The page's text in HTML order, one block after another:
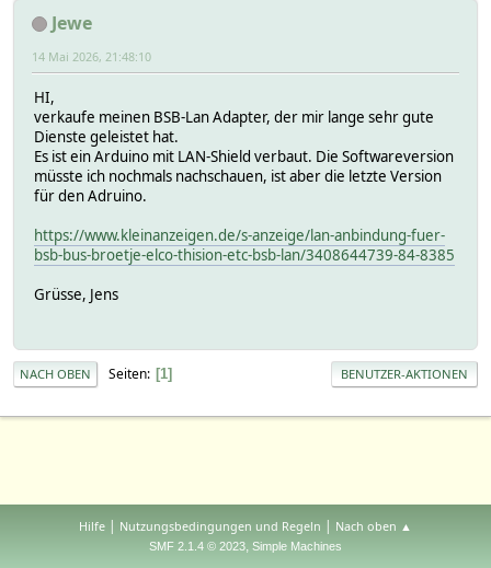
Jewe
14 Mai 2026, 21:48:10
HI,
verkaufe meinen BSB-Lan Adapter, der mir lange sehr gute
Dienste geleistet hat.
Es ist ein Arduino mit LAN-Shield verbaut. Die Softwareversion
müsste ich nochmals nachschauen, ist aber die letzte Version
für den Adruino.
https://www.kleinanzeigen.de/s-anzeige/lan-anbindung-fuer-
bsb-bus-broetje-elco-thision-etc-bsb-lan/3408644739-84-8385
Grüsse, Jens
NACH OBEN Seiten 1 BENUTZER-AKTIONEN
Hilfe | Nutzungsbedingungen und Regeln | Nach oben ▲
SMF 2.1.4 © 2023, Simple Machines